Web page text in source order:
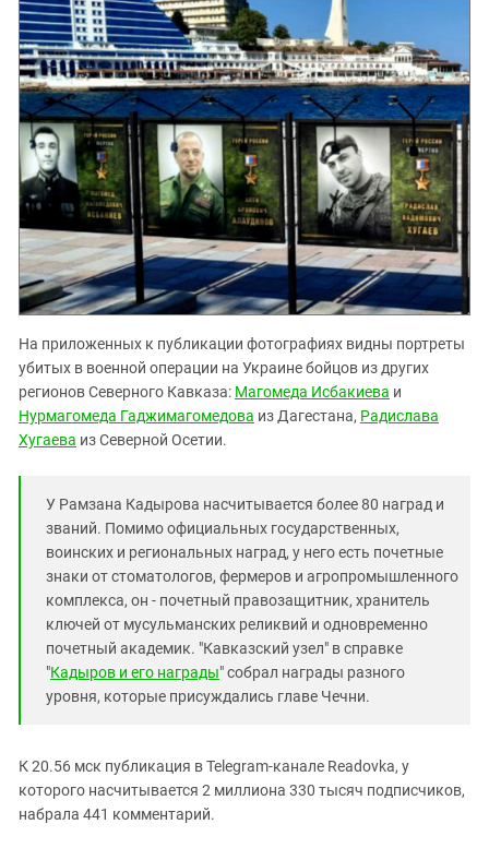
На приложенных к публикации фотографиях видны портреты
убитых в военной операции на Украине бойцов из других
регионов Северного Кавказа: Магомеда Исбакиева и
Нурмагомеда Гаджимагомедова из Дагестана, Радислава
Хугаева из Северной Осетии.
У Рамзана Кадырова насчитывается более 80 наград и
званий. Помимо официальных государственных,
воинских и региональных наград, у него есть почетные
знаки от стоматологов, фермеров и агропромышленного
комплекса, он - почетный правозащитник, хранитель
ключей от мусульманских реликвий и одновременно
почетный академик. "Кавказский узел" в справке
"Кадыров и его награды" собрал награды разного
уровня, которые присуждались главе Чечни.
К 20.56 мск публикация в Telegram-канале Readovka, у
которого насчитывается 2 миллиона 330 тысяч подписчиков,
набрала 441 комментарий.